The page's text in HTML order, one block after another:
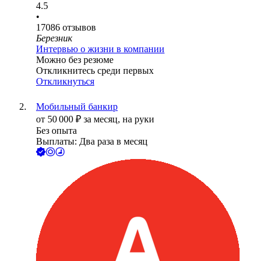
4.5
•
17086 отзывов
Березник
Интервью о жизни в компании
Можно без резюме
Откликнитесь среди первых
Откликнуться
Мобильный банкир
от 50 000 ₽ за месяц, на руки
Без опыта
Выплаты: Два раза в месяц